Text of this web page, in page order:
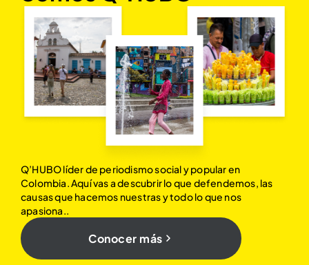
Q’HUBO líder de periodismo social y popular en
Colombia. Aquí vas a descubrir lo que defendemos, las
causas que hacemos nuestras y todo lo que nos
apasiona..
Conocer más